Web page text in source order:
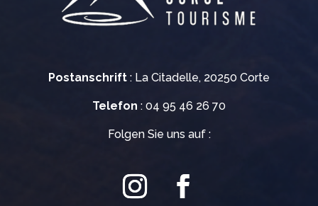
Postanschrift : La Citadelle, 20250 Corte
Telefon : 04 95 46 26 70
Folgen Sie uns auf :